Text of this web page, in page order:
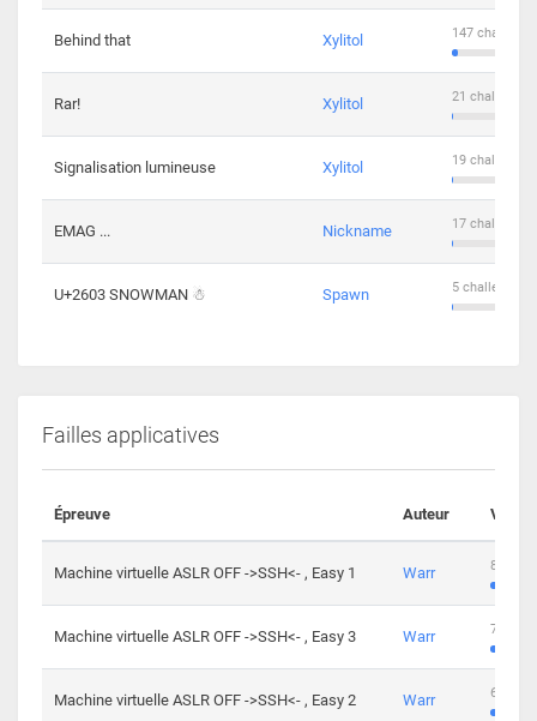
Behind that Xylitol 147
Rar! Xylitol 21
Signalisation lumineuse Xylitol 19
EMAG ... Nickname 17
U+2603 SNOWMAN ☃ Spawn 5 challengers
Failles applicatives
Épreuve Auteur
Machine virtuelle ASLR OFF ->SSH<- , Easy 1 Warr 801
Machine virtuelle ASLR OFF ->SSH<- , Easy 3 Warr 746
Machine virtuelle ASLR OFF ->SSH<- , Easy 2 Warr 681